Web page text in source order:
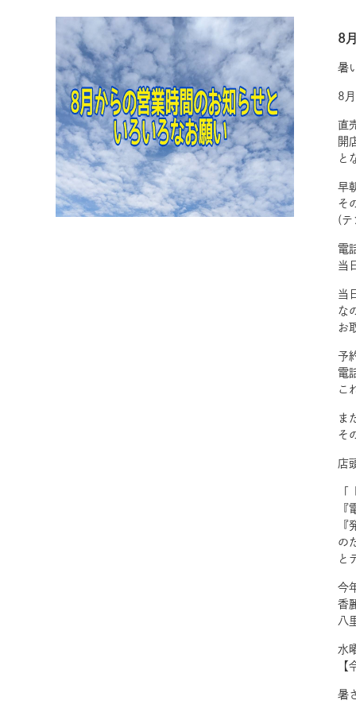
8
暑
8
直
開
と
早
そ
(テ
電
当
当
な
お
予
電
こ
ま
そ
店
『
『
の
と
今
香
八
水
暑